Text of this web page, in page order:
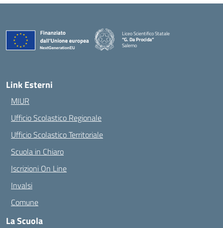
Liceo Scientifico Statale
“G. Da Procida”
Salerno
Link Esterni
MIUR
Ufficio Scolastico Regionale
Ufficio Scolastico Territoriale
Scuola in Chiaro
Iscrizioni On Line
Invalsi
Comune
La Scuola